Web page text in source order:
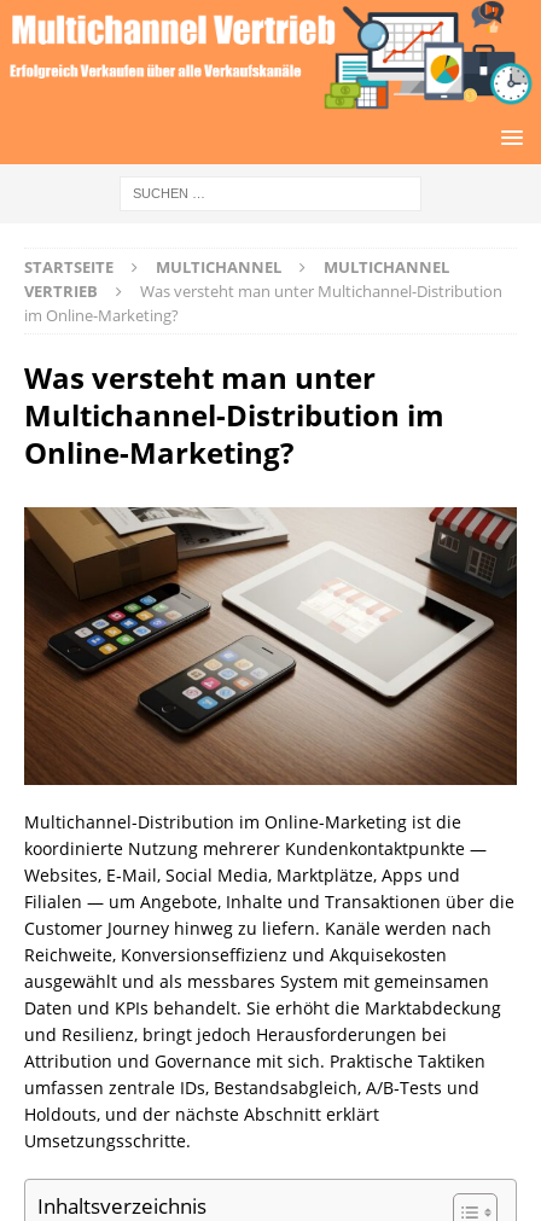
STARTSEITE MULTICHANNEL
MULTICHANNEL
VERTRIEB
Was versteht man unter Multichannel-Distribution
im Online-Marketing?
Was versteht man unter
Multichannel-Distribution im
Online-Marketing?
Multichannel-Distribution im Online-Marketing ist die
koordinierte Nutzung mehrerer Kundenkontaktpunkte —
Websites, E‑Mail, Social Media, Marktplätze, Apps und
Filialen — um Angebote, Inhalte und Transaktionen über die
Customer Journey hinweg zu liefern. Kanäle werden nach
Reichweite, Konversionseffizienz und Akquisekosten
ausgewählt und als messbares System mit gemeinsamen
Daten und KPIs behandelt. Sie erhöht die Marktabdeckung
und Resilienz, bringt jedoch Herausforderungen bei
Attribution und Governance mit sich. Praktische Taktiken
umfassen zentrale IDs, Bestandsabgleich, A/B‑Tests und
Holdouts, und der nächste Abschnitt erklärt
Umsetzungsschritte.
Inhaltsverzeichnis